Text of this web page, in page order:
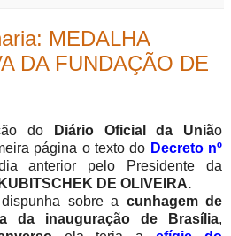
MEDALHA
DA FUNDAÇÃO DE
do Diário Oficial da União
página o texto do Decreto nº
anterior pelo Presidente da
DE OLIVEIRA.
sobre a cunhagem de
da inauguração de Brasília,